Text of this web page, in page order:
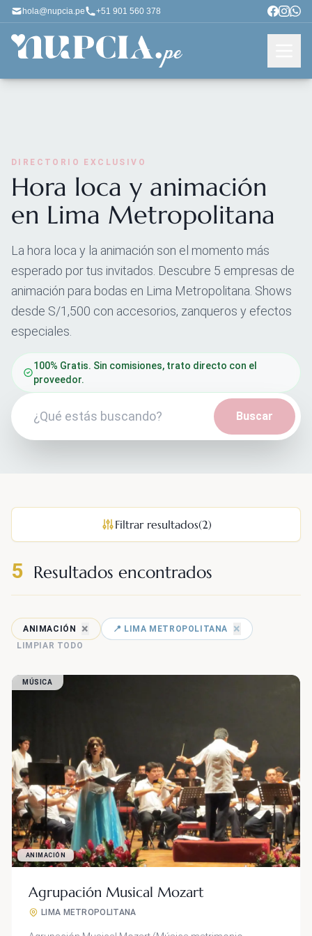
hola@nupcia.pe +51 901 560 378
DIRECTORIO EXCLUSIVO
Hora loca y animación
en Lima Metropolitana
La hora loca y la animación son el momento más
esperado por tus invitados. Descubre 5 empresas de
animación para bodas en Lima Metropolitana. Shows
desde S/1,500 con accesorios, zanqueros y efectos
especiales.
100% Gratis. Sin comisiones, trato directo con el
proveedor.
Buscar
Filtrar resultados(2)
5 Resultados encontrados
ANIMACIÓN × 📍 LIMA METROPOLITANA ×
LIMPIAR TODO
MÚSICA
ANIMACIÓN
Agrupación Musical Mozart
LIMA METROPOLITANA